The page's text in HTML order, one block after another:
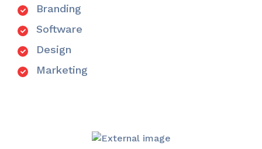
Branding
Software
Design
Marketing